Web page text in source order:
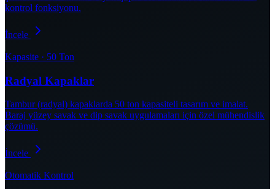
kontrol fonksiyonu.
İncele
Kapasite · 50 Ton
Radyal Kapaklar
Tambur (radyal) kapaklarda 50 ton kapasiteli tasarım ve imalat.
Baraj yüzey savak ve dip savak uygulamaları için özel mühendislik
çözümü.
İncele
Otomatik Kontrol